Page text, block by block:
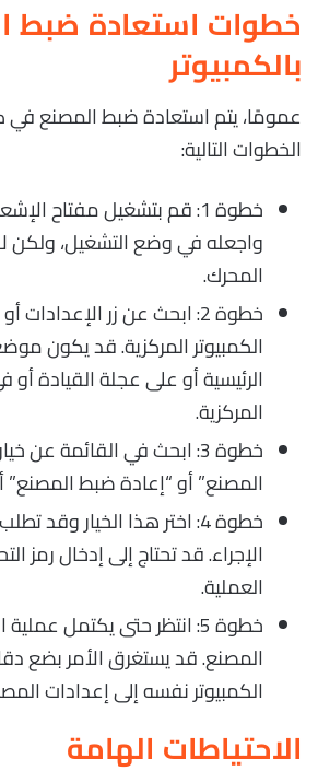
خطوات استعادة ضبط
بالكمبيوتر
عمومًا، يتم استعادة ضبط المصنع في
الخطوات التالية:
خطوة 1: قم بتشغيل مفتاح
واجعله في وضع التشغيل، ولكن
المحرك.
خطوة 2: ابحث عن زر
الكمبيوتر المركزية. قد يكون
الرئيسية أو على عجلة القيادة
المركزية.
خطوة 3: ابحث في القائمة عن
المصنع” أو “إعادة ضبط
خطوة 4: اختر هذا الخيار وقد
الإجراء. قد تحتاج إلى إدخال رمز
العملية.
خطوة 5: انتظر حتى يكتمل
المصنع. قد يستغرق الأمر بضع
الكمبيوتر نفسه إلى إعدادات
الاحتياطات الهامة